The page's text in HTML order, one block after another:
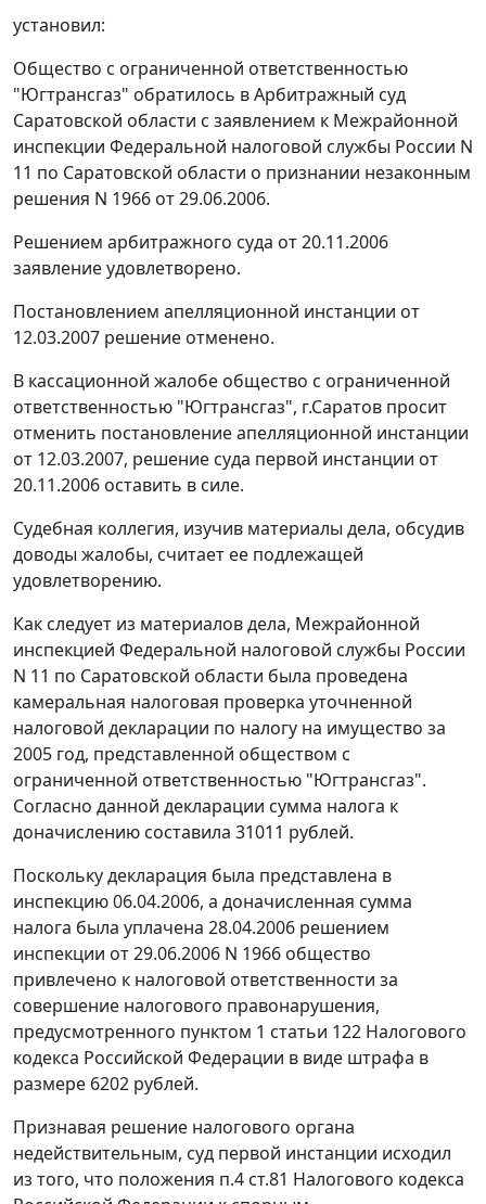
установил:
Общество с ограниченной ответственностью
"Югтрансгаз" обратилось в Арбитражный суд
Саратовской области с заявлением к Межрайонной
инспекции Федеральной налоговой службы России N
11 по Саратовской области о признании незаконным
решения N 1966 от 29.06.2006.
Решением арбитражного суда от 20.11.2006
заявление удовлетворено.
Постановлением апелляционной инстанции от
12.03.2007 решение отменено.
В кассационной жалобе общество с ограниченной
ответственностью "Югтрансгаз", г.Саратов просит
отменить постановление апелляционной инстанции
от 12.03.2007, решение суда первой инстанции от
20.11.2006 оставить в силе.
Судебная коллегия, изучив материалы дела, обсудив
доводы жалобы, считает ее подлежащей
удовлетворению.
Как следует из материалов дела, Межрайонной
инспекцией Федеральной налоговой службы России
N 11 по Саратовской области была проведена
камеральная налоговая проверка уточненной
налоговой декларации по налогу на имущество за
2005 год, представленной обществом с
ограниченной ответственностью "Югтрансгаз".
Согласно данной декларации сумма налога к
доначислению составила 31011 рублей.
Поскольку декларация была представлена в
инспекцию 06.04.2006, а доначисленная сумма
налога была уплачена 28.04.2006 решением
инспекции от 29.06.2006 N 1966 общество
привлечено к налоговой ответственности за
совершение налогового правонарушения,
предусмотренного пунктом 1 статьи 122 Налогового
кодекса Российской Федерации в виде штрафа в
размере 6202 рублей.
Признавая решение налогового органа
недействительным, суд первой инстанции исходил
из того, что положения п.4 ст.81 Налогового кодекса